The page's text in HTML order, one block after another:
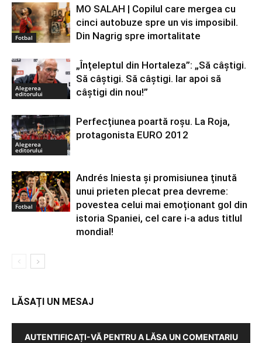
Fotbal
MO SALAH | Copilul care mergea cu
cinci autobuze spre un vis imposibil.
Din Nagrig spre imortalitate
Alegerea
editorului
„Înțeleptul din Hortaleza”: „Să câștigi.
Să câștigi. Să câștigi. Iar apoi să
câștigi din nou!”
Alegerea
editorului
Perfecțiunea poartă roșu. La Roja,
protagonista EURO 2012
Fotbal
Andrés Iniesta și promisiunea ținută
unui prieten plecat prea devreme:
povestea celui mai emoționant gol din
istoria Spaniei, cel care i-a adus titlul
mondial!
LĂSAȚI UN MESAJ
AUTENTIFICAȚI-VĂ PENTRU A LĂSA UN COMENTARIU